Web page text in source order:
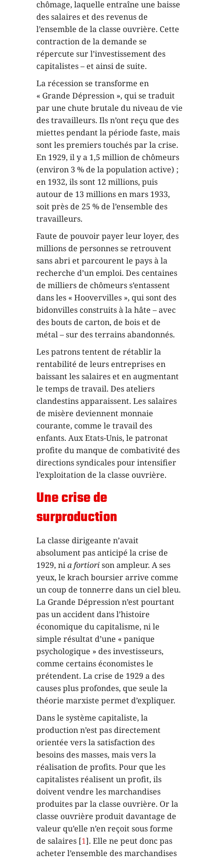
chômage, laquelle entraîne une baisse
des salaires et des revenus de
l’ensemble de la classe ouvrière. Cette
contraction de la demande se
répercute sur l’investissement des
capitalistes – et ainsi de suite.
La récession se transforme en
« Grande Dépression », qui se traduit
par une chute brutale du niveau de vie
des travailleurs. Ils n’ont reçu que des
miettes pendant la période faste, mais
sont les premiers touchés par la crise.
En 1929, il y a 1,5 million de chômeurs
(environ 3 % de la population active) ;
en 1932, ils sont 12 millions, puis
autour de 13 millions en mars 1933,
soit près de 25 % de l’ensemble des
travailleurs.
Faute de pouvoir payer leur loyer, des
millions de personnes se retrouvent
sans abri et parcourent le pays à la
recherche d’un emploi. Des centaines
de milliers de chômeurs s’entassent
dans les « Hoovervilles », qui sont des
bidonvilles construits à la hâte – avec
des bouts de carton, de bois et de
métal – sur des terrains abandonnés.
Les patrons tentent de rétablir la
rentabilité de leurs entreprises en
baissant les salaires et en augmentant
le temps de travail. Des ateliers
clandestins apparaissent. Les salaires
de misère deviennent monnaie
courante, comme le travail des
enfants. Aux Etats-Unis, le patronat
profite du manque de combativité des
directions syndicales pour intensifier
l’exploitation de la classe ouvrière.
Une crise de
surproduction
La classe dirigeante n’avait
absolument pas anticipé la crise de
1929, nia fortiorison ampleur. A ses
yeux, le krach boursier arrive comme
un coup de tonnerre dans un ciel bleu.
La Grande Dépression n’est pourtant
pas un accident dans l’histoire
économique du capitalisme, ni le
simple résultat d’une « panique
psychologique » des investisseurs,
comme certains économistes le
prétendent. La crise de 1929 a des
causes plus profondes, que seule la
théorie marxiste permet d’expliquer.
Dans le système capitaliste, la
production n’est pas directement
orientée vers la satisfaction des
besoins des masses, mais vers la
réalisation de profits. Pour que les
capitalistes réalisent un profit, ils
doivent vendre les marchandises
produites par la classe ouvrière. Or la
classe ouvrière produit davantage de
valeur qu’elle n’en reçoit sous forme
de salaires [1]. Elle ne peut donc pas
acheter l’ensemble des marchandises